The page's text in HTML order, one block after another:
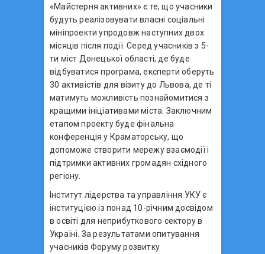
«Майстерня активних» є те, що учасники
будуть реалізовувати власні соціальні
мініпроекти упродовж наступних двох
місяців після події. Серед учасників з 5-
ти міст Донецької області, де буде
відбуватися програма, експерти оберуть
30 активістів для візиту до Львова, де ті
матимуть можливість познайомитися з
кращими ініціативами міста. Заключним
етапом проекту буде фінальна
конференція у Краматорську, що
допоможе створити мережу взаємодії і
підтримки активних громадян східного
регіону.
Інститут лідерства та управління УКУ є
інституцією із понад 10-річним досвідом
в освіті для неприбуткового сектору в
Україні. За результатами опитування
учасників Форуму розвитку